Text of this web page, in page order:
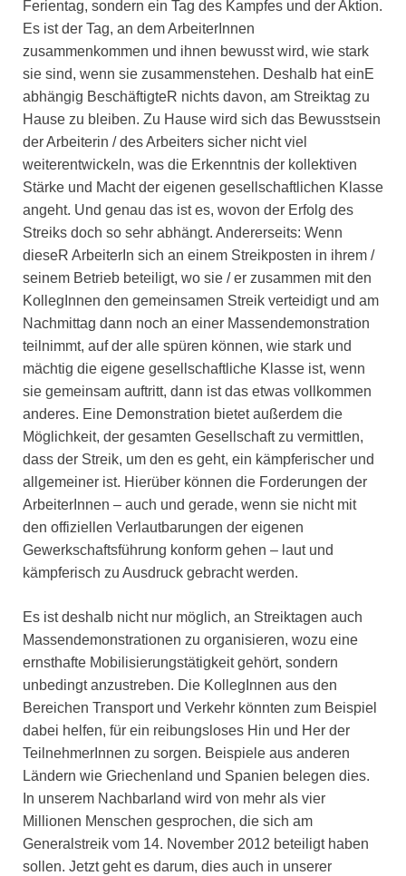
Ferientag, sondern ein Tag des Kampfes und der Aktion.
Es ist der Tag, an dem ArbeiterInnen
zusammenkommen und ihnen bewusst wird, wie stark
sie sind, wenn sie zusammenstehen. Deshalb hat einE
abhängig BeschäftigteR nichts davon, am Streiktag zu
Hause zu bleiben. Zu Hause wird sich das Bewusstsein
der Arbeiterin / des Arbeiters sicher nicht viel
weiterentwickeln, was die Erkenntnis der kollektiven
Stärke und Macht der eigenen gesellschaftlichen Klasse
angeht. Und genau das ist es, wovon der Erfolg des
Streiks doch so sehr abhängt. Andererseits: Wenn
dieseR ArbeiterIn sich an einem Streikposten in ihrem /
seinem Betrieb beteiligt, wo sie / er zusammen mit den
KollegInnen den gemeinsamen Streik verteidigt und am
Nachmittag dann noch an einer Massendemonstration
teilnimmt, auf der alle spüren können, wie stark und
mächtig die eigene gesellschaftliche Klasse ist, wenn
sie gemeinsam auftritt, dann ist das etwas vollkommen
anderes. Eine Demonstration bietet außerdem die
Möglichkeit, der gesamten Gesellschaft zu vermittlen,
dass der Streik, um den es geht, ein kämpferischer und
allgemeiner ist. Hierüber können die Forderungen der
ArbeiterInnen – auch und gerade, wenn sie nicht mit
den offiziellen Verlautbarungen der eigenen
Gewerkschaftsführung konform gehen – laut und
kämpferisch zu Ausdruck gebracht werden.
Es ist deshalb nicht nur möglich, an Streiktagen auch
Massendemonstrationen zu organisieren, wozu eine
ernsthafte Mobilisierungstätigkeit gehört, sondern
unbedingt anzustreben. Die KollegInnen aus den
Bereichen Transport und Verkehr könnten zum Beispiel
dabei helfen, für ein reibungsloses Hin und Her der
TeilnehmerInnen zu sorgen. Beispiele aus anderen
Ländern wie Griechenland und Spanien belegen dies.
In unserem Nachbarland wird von mehr als vier
Millionen Menschen gesprochen, die sich am
Generalstreik vom 14. November 2012 beteiligt haben
sollen. Jetzt geht es darum, dies auch in unserer